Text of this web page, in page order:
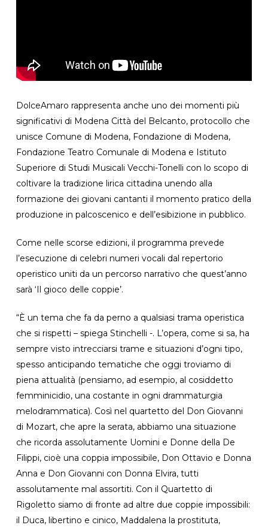
DolceAmaro rappresenta anche uno dei momenti più
significativi di Modena Città del Belcanto, protocollo che
unisce Comune di Modena, Fondazione di Modena,
Fondazione Teatro Comunale di Modena e Istituto
Superiore di Studi Musicali Vecchi-Tonelli con lo scopo di
coltivare la tradizione lirica cittadina unendo alla
formazione dei giovani cantanti il momento pratico della
produzione in palcoscenico e dell’esibizione in pubblico.
Come nelle scorse edizioni, il programma prevede
l’esecuzione di celebri numeri vocali dal repertorio
operistico uniti da un percorso narrativo che quest’anno
sarà ‘Il gioco delle coppie’.
“È un tema che fa da perno a qualsiasi trama operistica
che si rispetti – spiega Stinchelli -. L’opera, come si sa, ha
sempre visto intrecciarsi trame e situazioni d’ogni tipo,
spesso anticipando tematiche che oggi troviamo di
piena attualità (pensiamo, ad esempio, al cosiddetto
femminicidio, una costante in ogni drammaturgia
melodrammatica). Così nel quartetto del Don Giovanni
di Mozart, che apre la serata, abbiamo una situazione
che ricorda assolutamente Uomini e Donne della De
Filippi, cioè una coppia impossibile, Don Ottavio e Donna
Anna e Don Giovanni con Donna Elvira, tutti
assolutamente mal assortiti. Con il Quartetto di
Rigoletto siamo di fronte ad altre due coppie impossibili:
il Duca, libertino e cinico, Maddalena la prostituta,